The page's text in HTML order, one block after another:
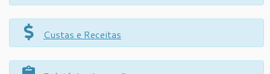
Custas e Receitas